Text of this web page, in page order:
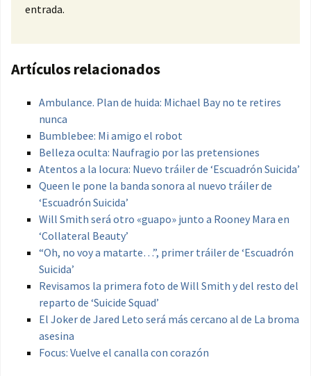
entrada.
Artículos relacionados
Ambulance. Plan de huida: Michael Bay no te retires
nunca
Bumblebee: Mi amigo el robot
Belleza oculta: Naufragio por las pretensiones
Atentos a la locura: Nuevo tráiler de ‘Escuadrón Suicida’
Queen le pone la banda sonora al nuevo tráiler de
‘Escuadrón Suicida’
Will Smith será otro «guapo» junto a Rooney Mara en
‘Collateral Beauty’
“Oh, no voy a matarte…”, primer tráiler de ‘Escuadrón
Suicida’
Revisamos la primera foto de Will Smith y del resto del
reparto de ‘Suicide Squad’
El Joker de Jared Leto será más cercano al de La broma
asesina
Focus: Vuelve el canalla con corazón